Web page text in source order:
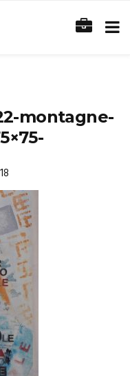
montagne-